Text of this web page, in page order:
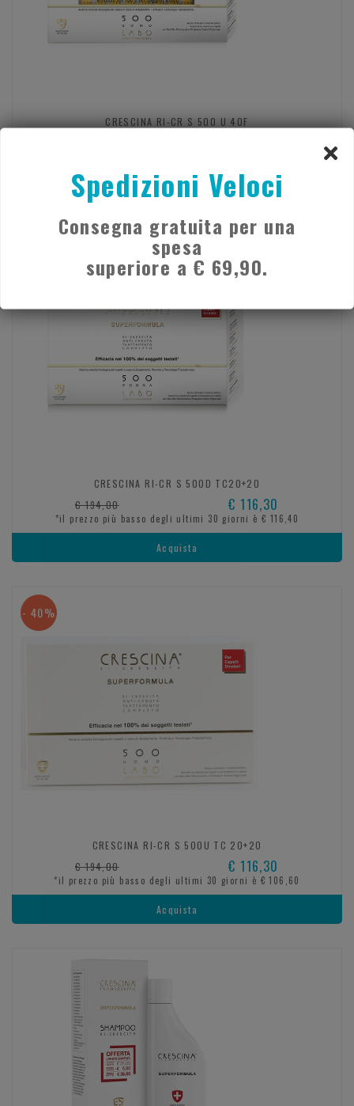
CRESCINA RI-CR S 500 U 40F
Acquista
CRESCINA RI-CR S 500D TC20+20
€ 194,00 € 116,30
*il prezzo più basso degli ultimi 30 giorni è € 116,40
Acquista
CRESCINA RI-CR S 500U TC 20+20
- 40%
€ 194,00 € 116,30
*il prezzo più basso degli ultimi 30 giorni è € 106,60
Acquista
Spedizioni Veloci
Consegna gratuita per una
spesa
superiore a € 69,90.